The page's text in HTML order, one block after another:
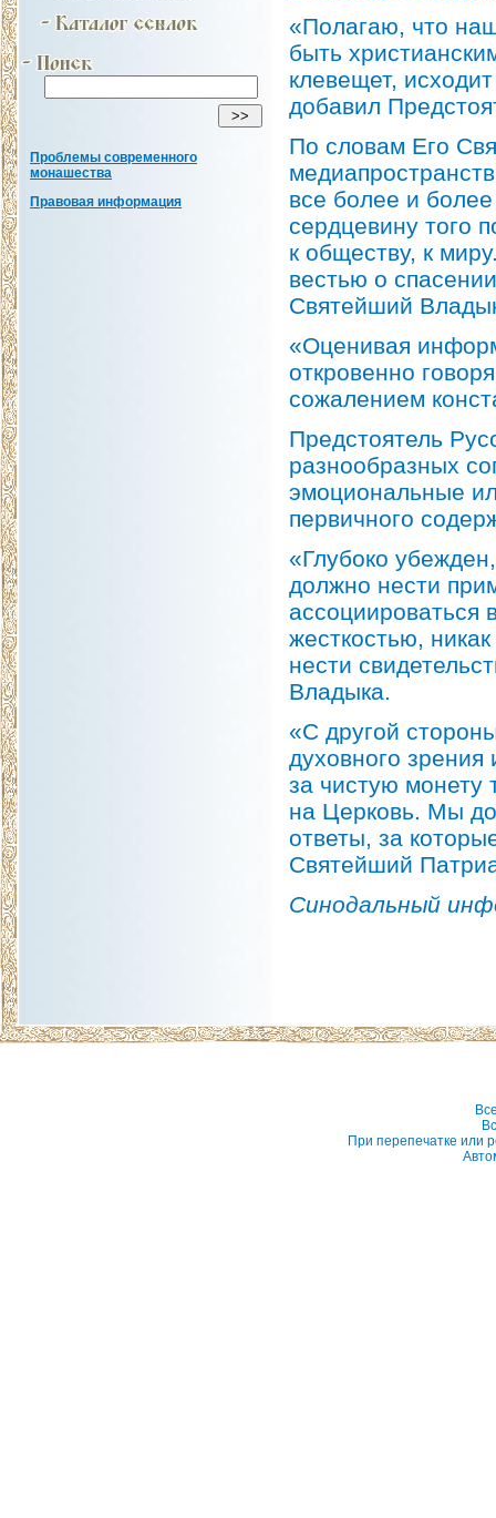
Проблемы современного
монашества
Правовая информация
«Полагаю, что
быть
клевещет,
добавил
По словам Его
все более и
сердцевину того
к обществу, к
вестью о
Святейший
«Оценивая
откровенно
сожалением
Предстоятель
разнообразных
эмоциональные
первичного
«Глубоко
должно нести
ассоциироваться
жесткостью,
нести
Владыка.
«С другой
духовного зрения
за чистую монету
на Церковь. Мы
ответы, за
Святейший
Синодальный
При перепечатке или